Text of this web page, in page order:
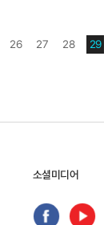
이전26 27 28 29
소셜미디어